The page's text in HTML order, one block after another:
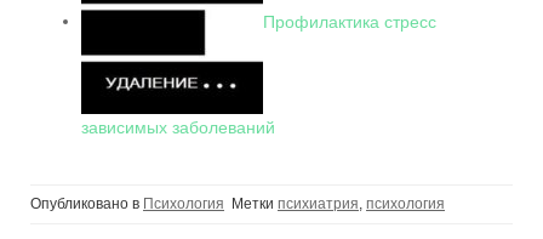
Профилактика стресс
зависимых заболеваний
Опубликовано в Психология Метки психиатрия психология